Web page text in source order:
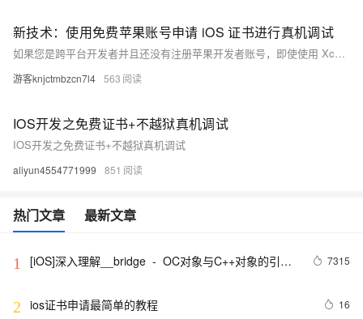
新技术：使用免费苹果账号申请 iOS 证书进行真机调试
如果您是跨平台开发者并且还没有注册苹果开发者账号，即使使用 Xcode 进行免费测试也无法将应用安装到非越狱手机上。但幸运的是，现在有一项新技术可以使用普通的免费苹果账号申请 iOS 证书，从而打包 IPA 安装到自己的手机上进行测试。本文将介绍如何使用 Appuploader 进行五步操作，申请 iOS 证书、生成描述文件、打包 IPA 并安装
游客knjctmbzcn7l4 563
IOS开发之免费证书+不越狱真机调试
IOS开发之免费证书+不越狱真机调试
aliyun4554771999 851
热门文章 最新文章
1
[iOS]深入理解__bridge  -  OC对象与C++对象的引用
7315
2 ios证书申请最简单的教程 16